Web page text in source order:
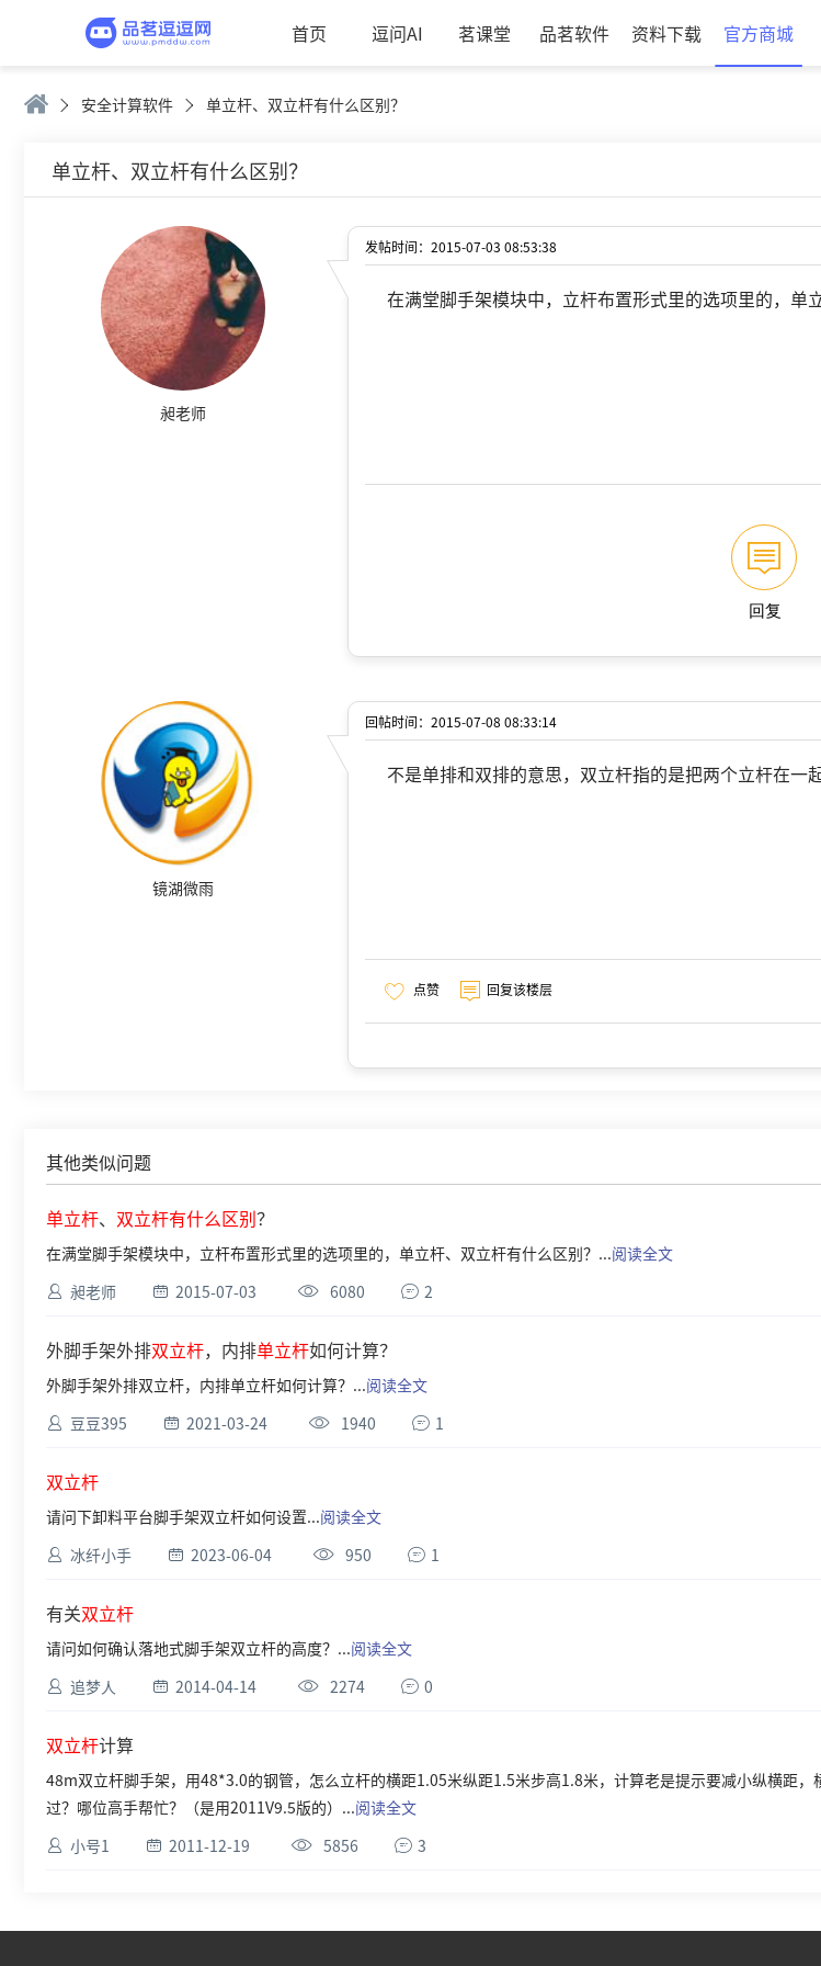
首页 逗问AI 茗课堂 品茗软件 资料下载 官方商城
安全计算软件 单立杆、双立杆有什么区别？
单立杆、双立杆有什么区别？
昶老师
发帖时间：2015-07-03 08:53:38
在满堂脚手架模块中，立杆布置形式里的选项里的，单
回复
镜湖微雨
回帖时间：2015-07-08 08:33:14
不是单排和双排的意思，双立杆指的是把两个立杆在一起
点赞 回复该楼层
其他类似问题
单立杆、 双立杆有什么区别？
在满堂脚手架模块中，立杆布置形式里的选项里的，单立杆、双立杆有什么区别？...阅读全文
昶老师
2015-07-03 6080 2
外脚手架外排双立杆，内排单立杆如何计算？
外脚手架外排双立杆，内排单立杆如何计算？...阅读全文
豆豆395
2021-03-24 1940 1
双立杆
请问下卸料平台脚手架双立杆如何设置...阅读全文
冰纤小手
2023-06-04 950 1
有关双立杆
请问如何确认落地式脚手架双立杆的高度？...阅读全文
追梦人
2014-04-14 2274 0
双立杆计算
48m双立杆脚手架，用48*3.0的钢管，怎么立杆的横距1.05米纵距1.5米步高1.8米，计算老是提示要减小纵横距
过？哪位高手帮忙？（是用2011V9.5版的）...阅读全文
小号1
2011-12-19 5856 3